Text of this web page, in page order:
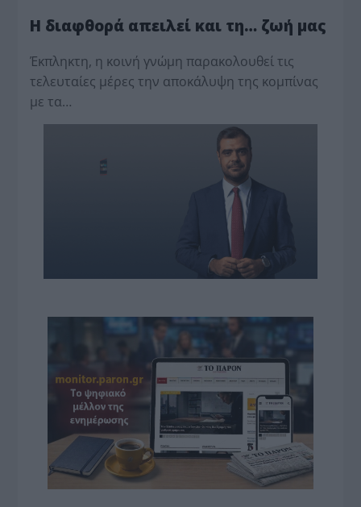
Η διαφθορά απειλεί και τη… ζωή μας
Έκπληκτη, η κοινή γνώμη παρακολουθεί τις
τελευταίες μέρες την αποκάλυψη της κο­μπίνας
με τα…